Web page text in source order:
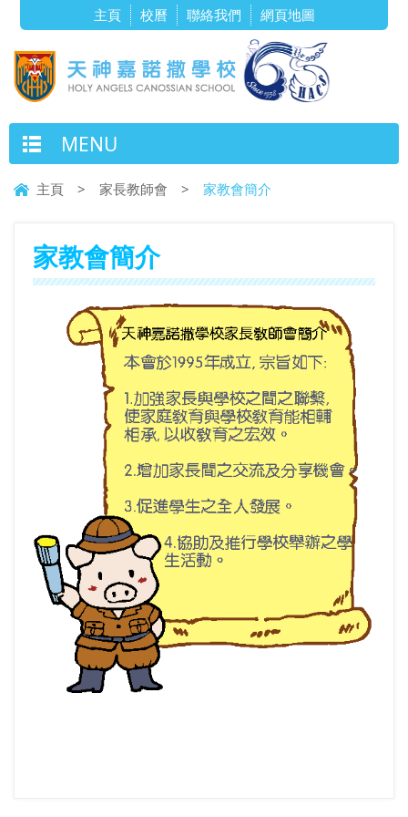
主頁 校曆 聯絡我們 網頁地圖
MENU
主頁 > 家長教師會 > 家教會簡介
家教會簡介